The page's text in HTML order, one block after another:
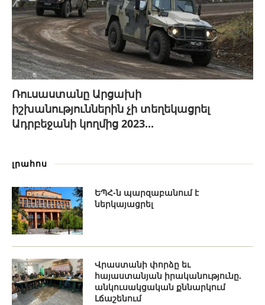
Ռուսաստանը Արցախի
իշխանություններին չի տեղեկացրել
Ադրբեջանի կողմից 2023...
լրահոս
ԵՊՀ-ն պարզաբանում է
ներկայացրել
Վրաստանի փորձը եւ
հայաստանյան իրականությունը.
անկուսակցական քննարկում
Լճաշենում